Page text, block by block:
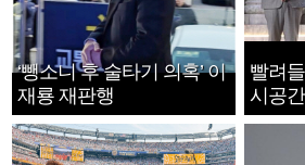
‘뺑소니 후 술타기 의혹’ 이
재룡 재판행
빨려
시공
지는 ‘